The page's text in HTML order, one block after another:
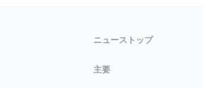
ニューストップ
主要